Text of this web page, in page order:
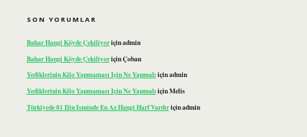
SON YORUMLAR
Bahar Hangi Köyde Çekiliyoriçinadmin
Bahar Hangi Köyde ÇekiliyoriçinÇoban
Yediklerinin Kilo Yapmaması Için Ne Yapmalıiçinadmin
Yediklerinin Kilo Yapmaması Için Ne YapmalıiçinMelis
Türkiyede 81 Ilin Isminde En Az Hangi Harf Vardıriçinadmin